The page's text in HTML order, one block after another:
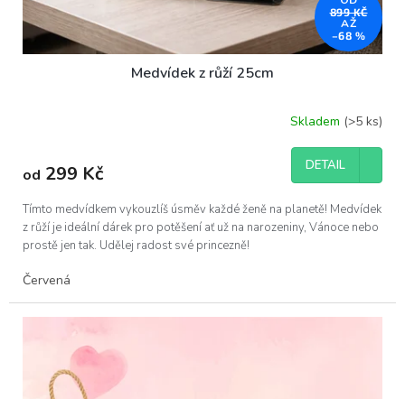
899 KČ
AŽ
–68 %
Medvídek z růží 25cm
je
z
5
hvězdiček.
Skladem (>5 ks)
od 299 Kč DETAIL
Tímto medvídkem vykouzlíš úsměv každé ženě na planetě! Medvídek
z růží je ideální dárek pro potěšení ať už na narozeniny, Vánoce nebo
prostě jen tak. Udělej radost své princezně!
Červená